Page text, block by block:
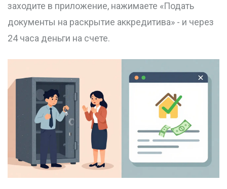
заходите в приложение, нажимаете «Подать
документы на раскрытие аккредитива» - и через
24 часа деньги на счете.